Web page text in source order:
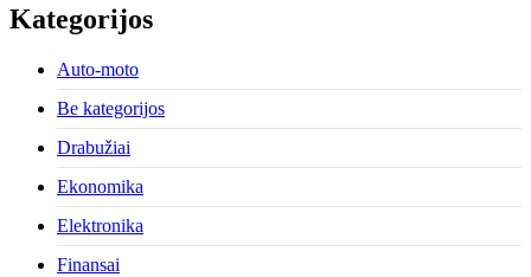
Kategorijos
Auto-moto
Be kategorijos
Drabužiai
Ekonomika
Elektronika
Finansai